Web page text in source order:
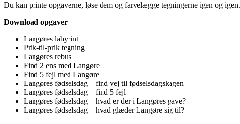
Du kan printe opgaverne, løse dem og farvelægge tegningerne igen og igen.
Download opgaver
Langøres labyrint
Prik-til-prik tegning
Langøres rebus
Find 2 ens med Langøre
Find 5 fejl med Langøre
Langøres fødselsdag – find vej til fødselsdagskagen
Langøres fødselsdag – find 5 fejl
Langøres fødselsdag – hvad er der i Langøres gave?
Langøres fødselsdag – hvad glæder Langøre sig til?